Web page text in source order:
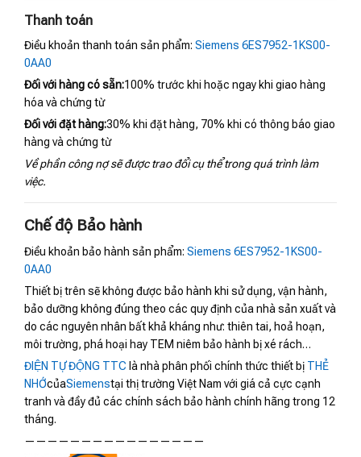
Thanh toán
Điều khoản thanh toán sản phẩm: Siemens 6ES7952-1KS00-
0AA0
Đối với hàng có sẵn:100% trước khi hoặc ngay khi giao hàng
hóa và chứng từ
Đối với đặt hàng:30% khi đặt hàng, 70% khi có thông báo giao
hàng và chứng từ
Về phần công nợ sẽ được trao đổi cụ thể trong quá trình làm
việc.
Chế độ Bảo hành
Điều khoản bảo hành sản phẩm: Siemens 6ES7952-1KS00-
0AA0
Thiết bị trên sẽ không được bảo hành khi sử dụng, vận hành,
bảo dưỡng không đúng theo các quy định của nhà sản xuất và
do các nguyên nhân bất khả kháng như: thiên tai, hoả hoạn,
môi trường, phá hoại hay TEM niêm bảo hành bị xé rách…
ĐIỆN TỰ ĐỘNG TTC là nhà phân phối chính thức thiết bị THẺ
NHỚcủaSiemenstại thị trường Việt Nam với giá cả cực cạnh
tranh và đầy đủ các chính sách bảo hành chính hãng trong 12
tháng.
————————————————